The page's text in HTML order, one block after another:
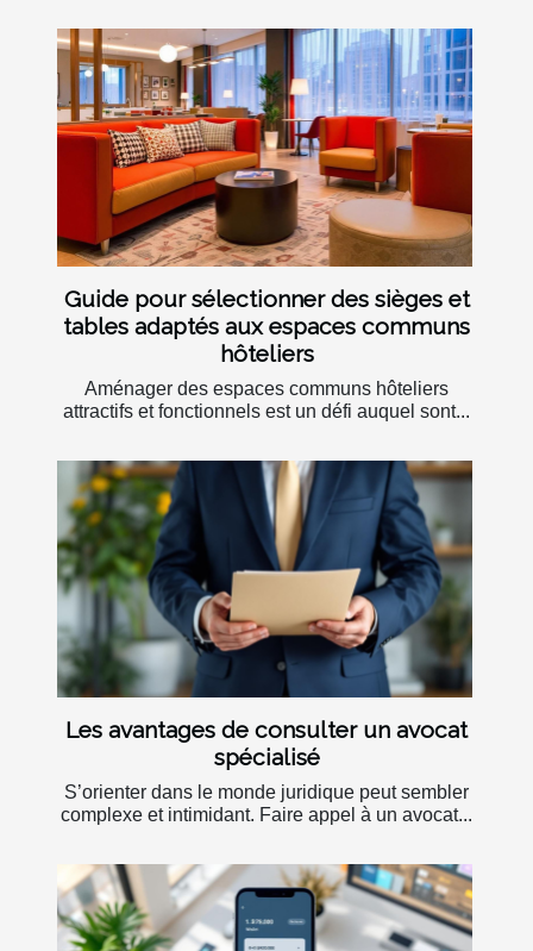
Guide pour sélectionner des sièges et
tables adaptés aux espaces communs
hôteliers
Aménager des espaces communs hôteliers
attractifs et fonctionnels est un défi auquel sont...
Les avantages de consulter un avocat
spécialisé
S’orienter dans le monde juridique peut sembler
complexe et intimidant. Faire appel à un avocat...